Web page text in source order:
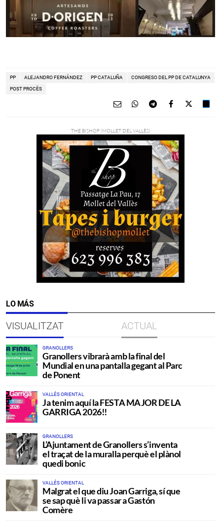
PP ALEJANDRO FERNÁNDEZ PP CATALUÑA CONGRESO DEL PP DE CATALUNYA
POST PROCÈS
LO MÁS
VISUALITZAT ACTUAL
GRANOLLERS
Granollers vibrarà amb la final del
Mundial en una pantalla gegant al Parc
de Ponent
VALLÉS ORIENTAL
Ja tenim aquí la FESTA MAJOR DE LA
GARRIGA 2026!!
GRANOLLERS
L’Ajuntament de Granollers s’inventa
el traçat de la muralla perquè el plànol
quedi bonic
VALLÉS ORIENTAL
Malgrat el que diu Joan Garriga, sí que
se sap què li va passar a Gastón
Comère